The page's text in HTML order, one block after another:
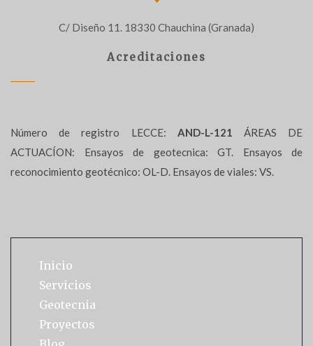
C/ Diseño 11. 18330 Chauchina (Granada)
Acreditaciones
Número de registro LECCE: AND-L-121 ÁREAS DE
ACTUACÍON: Ensayos de geotecnica: GT. Ensayos de
reconocimiento geotécnico: OL-D. Ensayos de viales: VS.
Inicio
Servicios
Geotecnia
Proyectos